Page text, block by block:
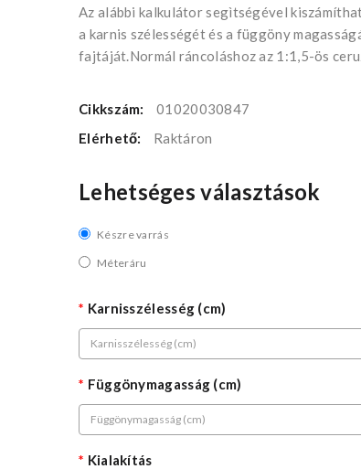
Az alábbi kalkulátor segìtségével
a karnis szélességét és a függöny
fajtáját.Normál ráncoláshoz az 1:1,5-ös
Cikkszám:
01020030847
Elérhető:
Raktáron
Lehetséges választások
Készre varrás
Méteráru
Karnisszélesség (cm)
Függönymagasság (cm)
Kialakítás